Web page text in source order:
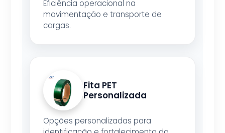
Eficiência operacional na
movimentação e transporte de
cargas.
Fita PET
Personalizada
Opções personalizadas para